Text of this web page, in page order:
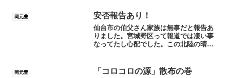
した。暑そうだけど頑張るしかないで
す。iPhoneから送信
岡元豊 安否報告あり！
仙台市の伯父さん家族は無事だと報告あ
りました。宮城野区って報道では凄い事
なってたし心配でした。この北陸の晴天
岡元豊 「コロコロの源」散布の巻